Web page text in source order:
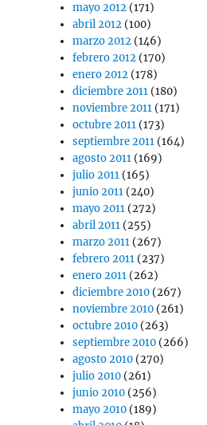
mayo 2012 (171)
abril 2012 (100)
marzo 2012 (146)
febrero 2012 (170)
enero 2012 (178)
diciembre 2011 (180)
noviembre 2011 (171)
octubre 2011 (173)
septiembre 2011 (164)
agosto 2011 (169)
julio 2011 (165)
junio 2011 (240)
mayo 2011 (272)
abril 2011 (255)
marzo 2011 (267)
febrero 2011 (237)
enero 2011 (262)
diciembre 2010 (267)
noviembre 2010 (261)
octubre 2010 (263)
septiembre 2010 (266)
agosto 2010 (270)
julio 2010 (261)
junio 2010 (256)
mayo 2010 (189)